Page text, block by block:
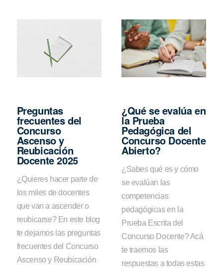
Preguntas
frecuentes del
Concurso
Ascenso y
Reubicación
Docente 2025
¿Quieres hacer parte de
los miles de docentes
que van a ascender o
reubicarse? En este blog
te dejamos las preguntas
frecuentes del Concurso
Ascenso y Reubicación
¿Qué se evalúa en
la Prueba
Pedagógica del
Concurso Docente
Abierto?
¿Sabes qué es y cómo
se evalúan las
competencias
pedagógicas en la
Prueba Escrita del
Concurso Docente? Acá
te traemos las
respuestas a todas estas